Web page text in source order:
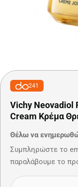
241
Vichy Neovadiol
Cream Κρέμα
Θέλω να
Συμπληρώστε το
παραλάβουμε το